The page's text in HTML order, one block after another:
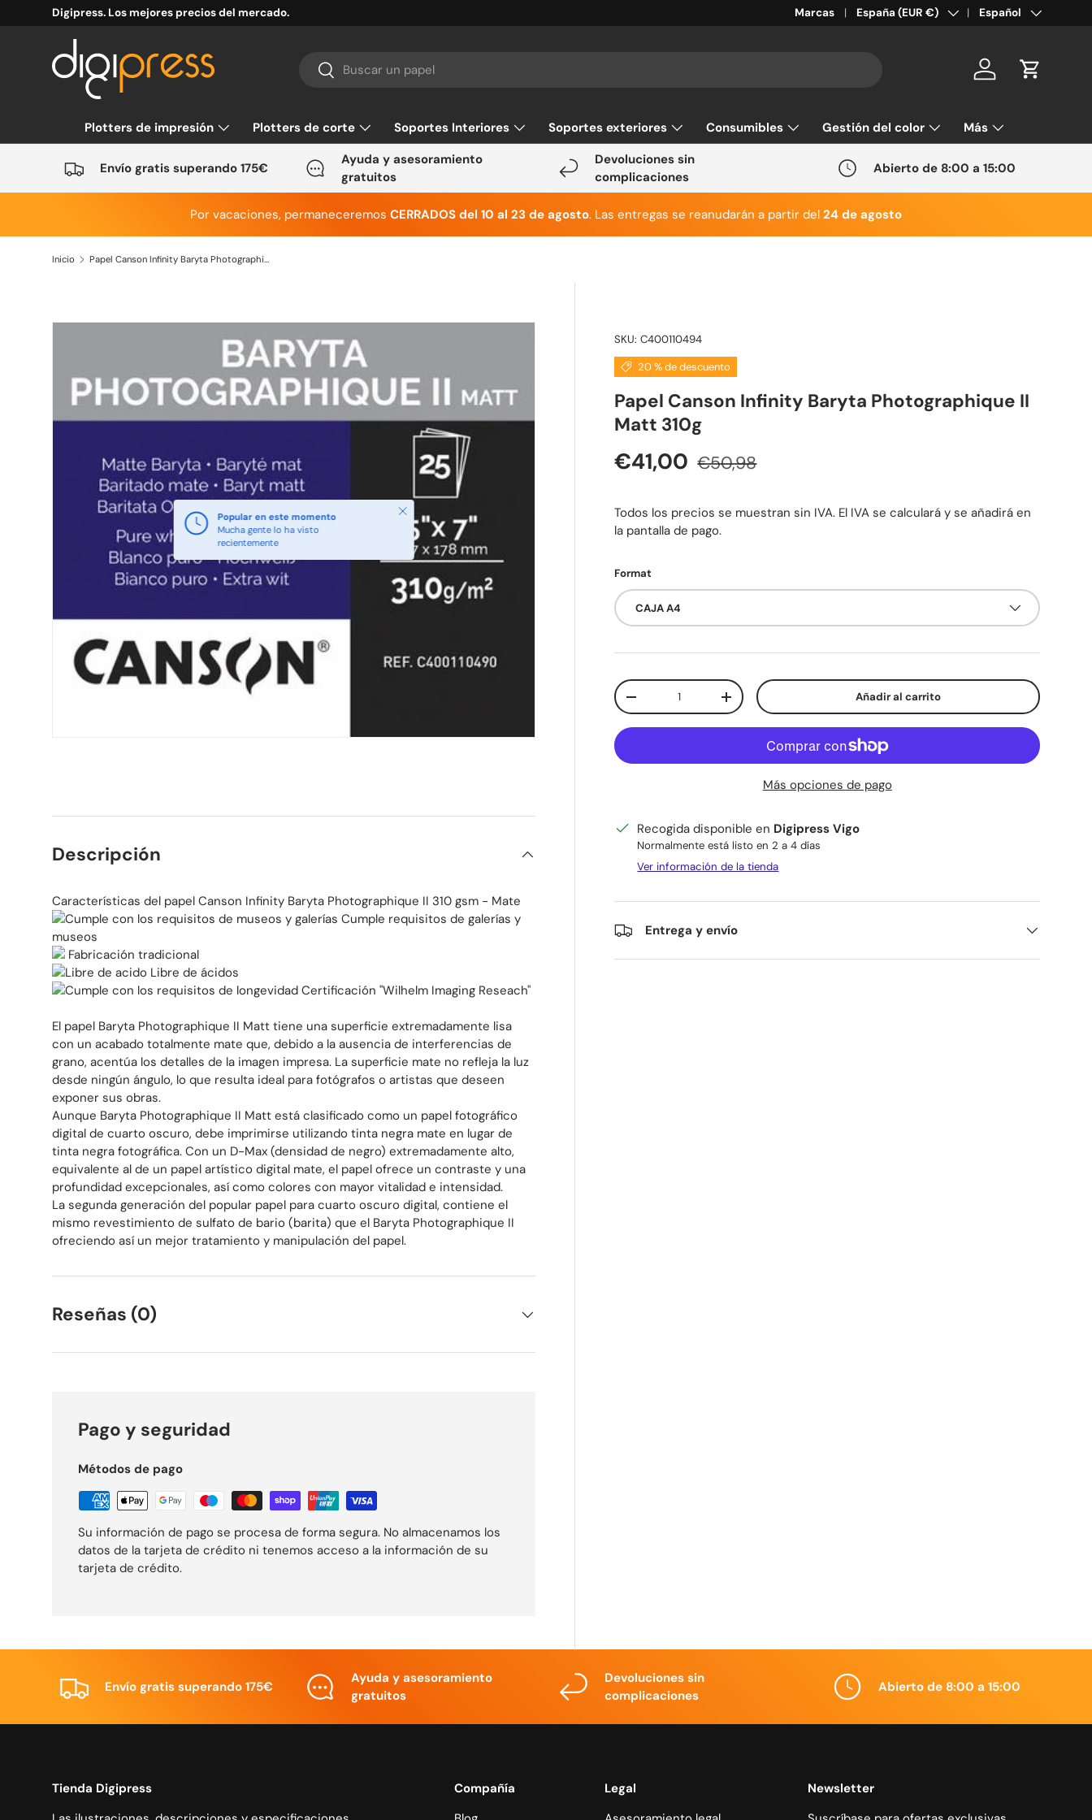
Digipress. Los mejores precios del mercado. Marcas País/Región
España (EUR €) IdiomaEspañol
Buscar
Buscar Cuenta Carrito
Plotters de impresión Plotters de corte Soportes Interiores Soportes exteriores Consumibles Gestión del color Más
Envío gratis superando 175€
Ayuda y asesoramiento
gratuitos
Devoluciones sin
complicaciones
Abierto de 8:00 a 15:00
Por vacaciones, permaneceremos CERRADOS del 10 al 23 de agosto. Las entregas se reanudarán a partir del 24 de agosto
Inicio Papel Canson Infinity Baryta Photographique II Matt 310g
Ir directamente a la información del producto
Popular en este momento
Mucha gente lo ha visto
recientemente
Cerrar
SKU: C400110494
20 % de descuento
Papel Canson Infinity Baryta Photographique II
Matt 310g
Precio de venta
€41,00 Precio normal
€50,98
Todos los precios se muestran sin IVA. El IVA se calculará y se añadirá en
la pantalla de pago.
Format
CAJA A4
Cant.
Disminuir cantidadAumentar la cantidad Añadir al carrito
Más opciones de pago
Recogida disponible en Digipress Vigo
Normalmente está listo en 2 a 4 días
Ver información de la tienda
Entrega y envío
Descripción
Características del papel Canson Infinity Baryta Photographique II 310 gsm - Mate
Cumple requisitos de galerías y
museos
Fabricación tradicional
Libre de ácidos
Certificación "Wilhelm Imaging Reseach"
El papel Baryta Photographique II Matt tiene una superficie extremadamente lisa
con un acabado totalmente mate que, debido a la ausencia de interferencias de
grano, acentúa los detalles de la imagen impresa. La superficie mate no refleja la luz
desde ningún ángulo, lo que resulta ideal para fotógrafos o artistas que deseen
exponer sus obras.
Aunque Baryta Photographique II Matt está clasificado como un papel fotográfico
digital de cuarto oscuro, debe imprimirse utilizando tinta negra mate en lugar de
tinta negra fotográfica. Con un D-Max (densidad de negro) extremadamente alto,
equivalente al de un papel artístico digital mate, el papel ofrece un contraste y una
profundidad excepcionales, así como colores con mayor vitalidad e intensidad.
La segunda generación del popular papel para cuarto oscuro digital, contiene el
mismo revestimiento de sulfato de bario (barita) que el Baryta Photographique II
ofreciendo así un mejor tratamiento y manipulación del papel.
Reseñas (0)
Pago y seguridad
Métodos de pago
Su información de pago se procesa de forma segura. No almacenamos los
datos de la tarjeta de crédito ni tenemos acceso a la información de su
tarjeta de crédito.
Envío gratis superando 175€
Ayuda y asesoramiento
gratuitos
Devoluciones sin
complicaciones
Abierto de 8:00 a 15:00
Tienda Digipress
Compañía
Legal
Newsletter